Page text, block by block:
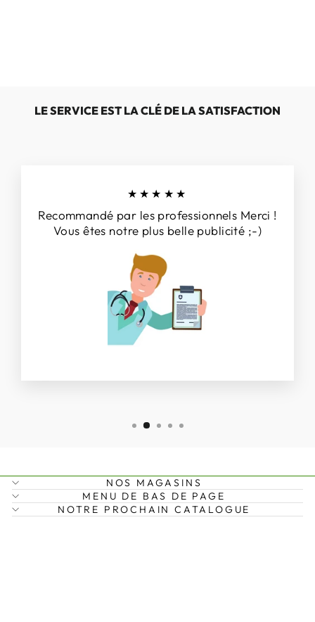
LE SERVICE EST LA CLÉ DE LA SATISFACTION
★★★★★
Recommandé par les professionnels Merci !
Vous êtes notre plus belle publicité ;-)
NOS MAGASINS
MENU DE BAS DE PAGE
NOTRE PROCHAIN CATALOGUE